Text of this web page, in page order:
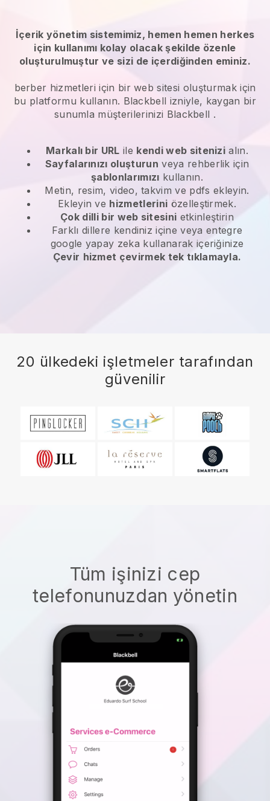
İçerik yönetim sistemimiz, hemen hemen herkes
için kullanımı kolay olacak şekilde özenle
oluşturulmuştur ve sizi de içerdiğinden eminiz.
berber hizmetleri için bir web sitesi oluşturmak için
bu platformu kullanın. Blackbell izniyle, kaygan bir
sunumla müşterilerinizi Blackbell .
Markalı bir URL ile kendi web sitenizi alın.
Sayfalarınızı oluşturun veya rehberlik için
şablonlarımızı kullanın.
Metin, resim, video, takvim ve pdfs ekleyin.
Ekleyin ve hizmetlerini özelleştirmek.
Çok dilli bir web sitesini etkinleştirin
Farklı dillere kendiniz içine veya entegre
google yapay zeka kullanarak içeriğinize
Çevir hizmet çevirmek tek tıklamayla.
20 ülkedeki işletmeler tarafından
güvenilir
Tüm işinizi cep
telefonunuzdan yönetin